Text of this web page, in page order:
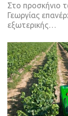
Στο προσκήνιο
Γεωργίας
εξωτερικής…